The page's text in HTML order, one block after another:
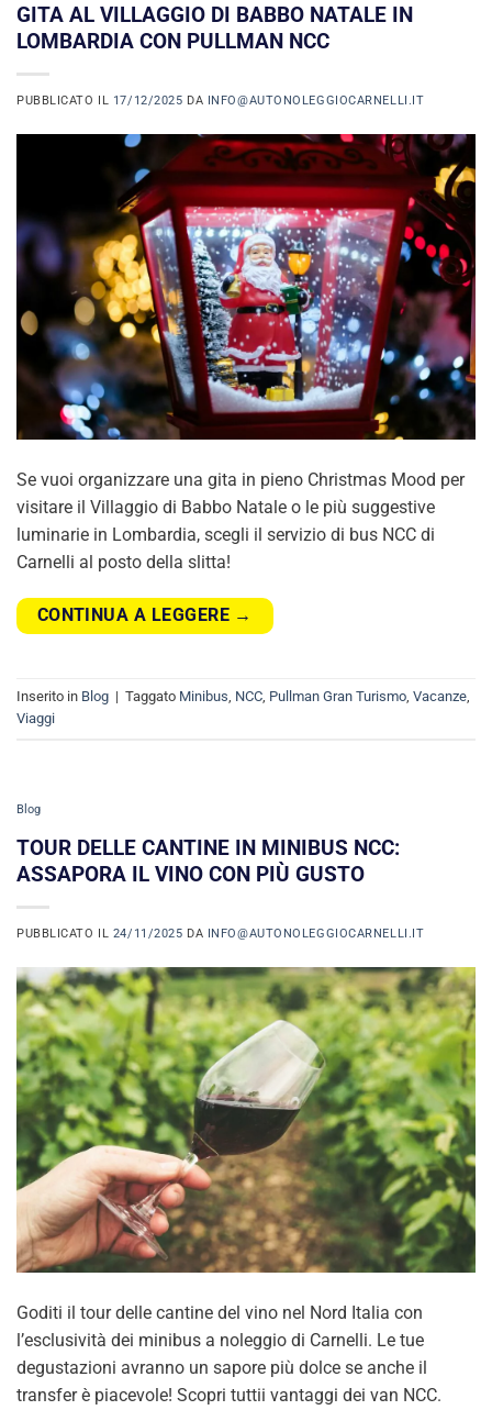
GITA AL VILLAGGIO DI BABBO NATALE IN
LOMBARDIA CON PULLMAN NCC
PUBBLICATO IL 17/12/2025 DA INFO@AUTONOLEGGIOCARNELLI.IT
Se vuoi organizzare una gita in pieno Christmas Mood per
visitare il Villaggio di Babbo Natale o le più suggestive
luminarie in Lombardia, scegli il servizio di bus NCC di
Carnelli al posto della slitta!
CONTINUA A LEGGERE →
Inserito in Blog | Taggato Minibus, NCC, Pullman Gran Turismo, Vacanze,
Viaggi
Blog
TOUR DELLE CANTINE IN MINIBUS NCC:
ASSAPORA IL VINO CON PIÙ GUSTO
PUBBLICATO IL 24/11/2025 DA INFO@AUTONOLEGGIOCARNELLI.IT
Goditi il tour delle cantine del vino nel Nord Italia con
l’esclusività dei minibus a noleggio di Carnelli. Le tue
degustazioni avranno un sapore più dolce se anche il
transfer è piacevole! Scopri tuttii vantaggi dei van NCC.